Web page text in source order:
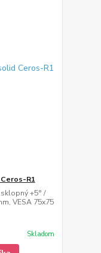
R1
+5° /
VESA 75x75
Skladom